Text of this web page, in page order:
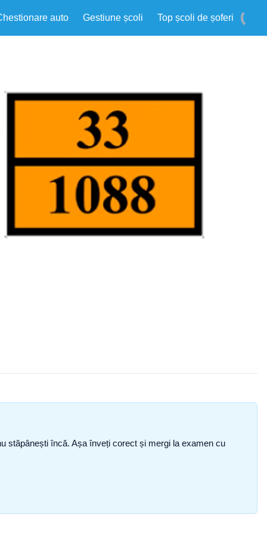
auto Gestiune școli Top școli de șoferi
stăpânești încă. Așa înveți corect și mergi la examen cu